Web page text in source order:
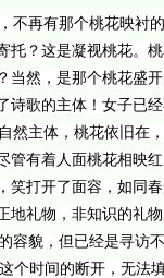
不再有那个桃花映衬
托？这是凝视桃花。
当然，是那个桃花盛
诗歌的主体！女子已
然主体，桃花依旧
管有着人面桃花相映
笑打开了面容，如同
地礼物，非知识的礼
容貌，但已经是寻
个时间的断开，无法